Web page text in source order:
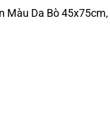
Màu Da Bò